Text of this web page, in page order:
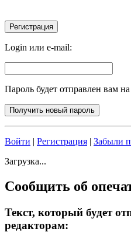
Login или e-mail:
Пароль будет отправлен вам
Войти | Регистрация | Забыли
Загрузка...
Сообщить об
Текст, который будет
редакторам: